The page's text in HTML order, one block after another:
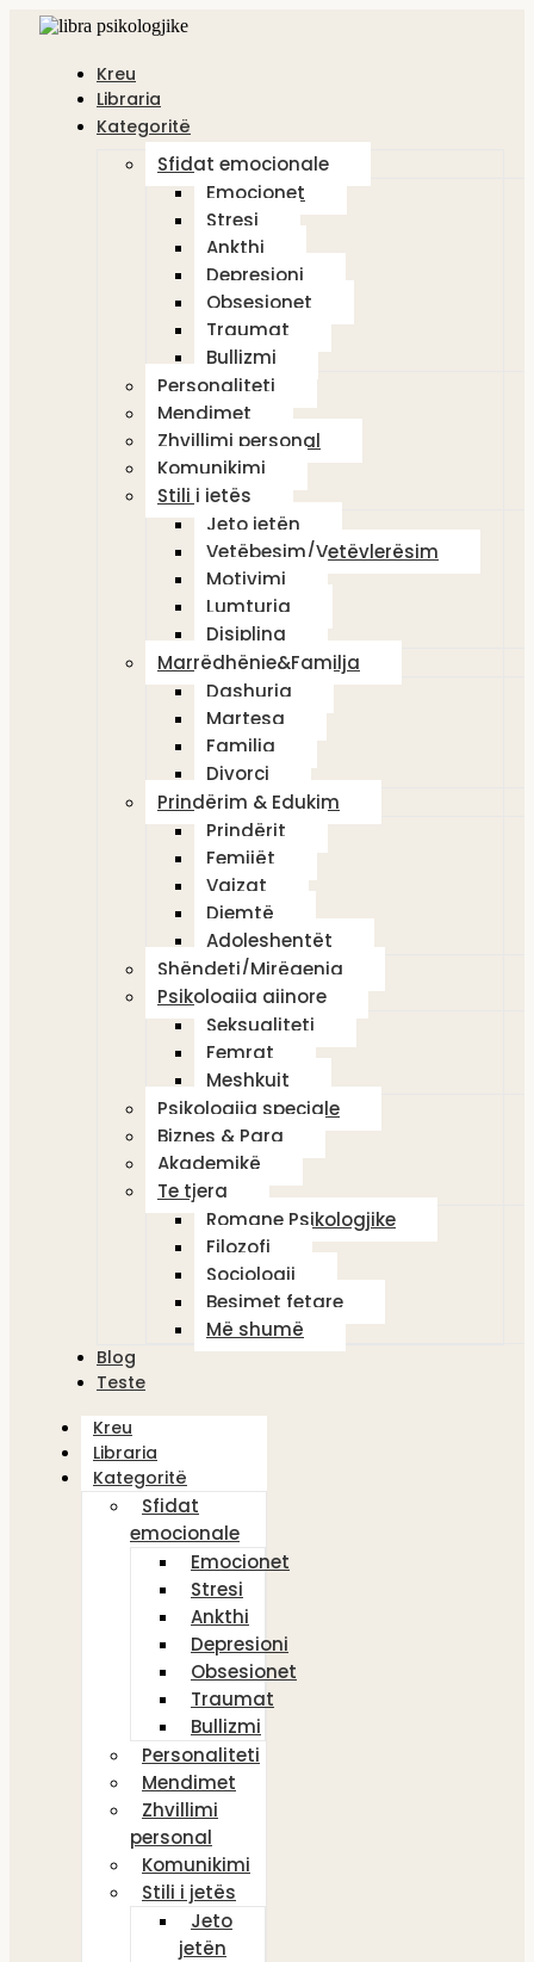
Kreu
Libraria
Kategoritë
Sfidat emocionale
Emocionet
Stresi
Ankthi
Depresioni
Obsesionet
Traumat
Bullizmi
Personaliteti
Mendimet
Zhvillimi personal
Komunikimi
Stili i jetës
Jeto jetën
Vetëbesim/Vetëvlerësim
Motivimi
Lumturia
Disiplina
Marrëdhënie&Familja
Dashuria
Martesa
Familja
Divorci
Prindërim & Edukim
Prindërit
Femijët
Vajzat
Djemtë
Adoleshentët
Shëndeti/Mirëqenia
Psikologjia gjinore
Seksualiteti
Femrat
Meshkujt
Psikologjia speciale
Biznes & Para
Akademikë
Te tjera
Romane Psikologjike
Filozofi
Sociologji
Besimet fetare
Më shumë
Blog
Teste
Kreu
Libraria
Kategoritë
Sfidat
emocionale
Emocionet
Stresi
Ankthi
Depresioni
Obsesionet
Traumat
Bullizmi
Personaliteti
Mendimet
Zhvillimi
personal
Komunikimi
Stili i jetës
Jeto
jetën